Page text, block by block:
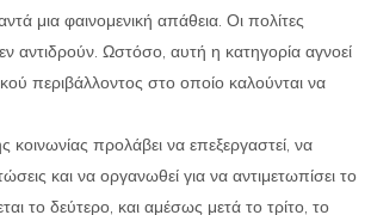
μια φαινομενική απάθεια. Οι πολίτες
αντιδρούν. Ωστόσο, αυτή η κατηγορία αγνοεί
περιβάλλοντος στο οποίο καλούνται να
κοινωνίας προλάβει να επεξεργαστεί, να
και να οργανωθεί για να αντιμετωπίσει το
το δεύτερο, και αμέσως μετά το τρίτο, το